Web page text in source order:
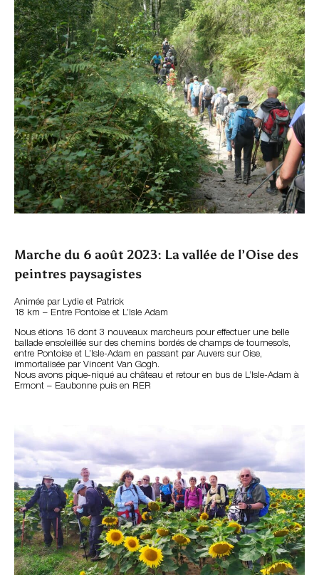
Marche du 6 août 2023: La vallée de l’Oise des
peintres paysagistes
Animée par Lydie et Patrick
18 km – Entre Pontoise et L’Isle Adam
Nous étions 16 dont 3 nouveaux marcheurs pour effectuer une belle
ballade ensoleillée sur des chemins bordés de champs de tournesols,
entre Pontoise et L’Isle-Adam en passant par Auvers sur Oise,
immortalisée par Vincent Van Gogh.
Nous avons pique-niqué au château et retour en bus de L’Isle-Adam à
Ermont – Eaubonne puis en RER